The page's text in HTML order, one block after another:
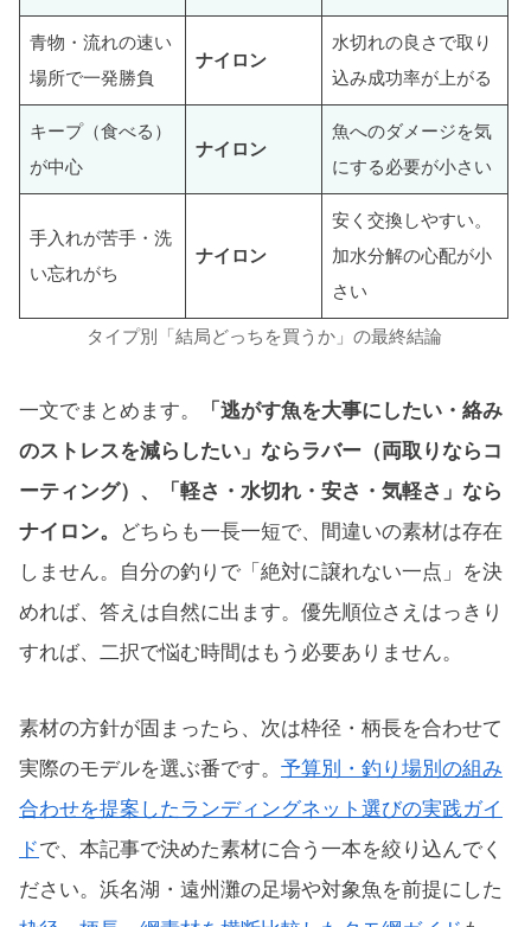
青物・流れの速い
場所で一発勝負
ナイロン
水切れの良さで取り
込み成功率が上がる
キープ（食べる）
が中心
ナイロン
魚へのダメージを気
にする必要が小さい
手入れが苦手・洗
い忘れがち
ナイロン
安く交換しやすい。
加水分解の心配が小
さい
タイプ別「結局どっちを買うか」の最終結論
一文でまとめます。
「逃がす魚を大事にしたい・絡み
のストレスを減らしたい」ならラバー（両取りならコ
ーティング）、「軽さ・水切れ・安さ・気軽さ」なら
ナイロン。
どちらも一長一短で、間違いの素材は存在
しません。自分の釣りで「絶対に譲れない一点」を決
めれば、答えは自然に出ます。優先順位さえはっきり
すれば、二択で悩む時間はもう必要ありません。
素材の方針が固まったら、次は枠径・柄長を合わせて
実際のモデルを選ぶ番です。 予算別・釣り場別の組み
合わせを提案したランディングネット選びの実践ガイ
ドで、本記事で決めた素材に合う一本を絞り込んでく
ださい。浜名湖・遠州灘の足場や対象魚を前提にした